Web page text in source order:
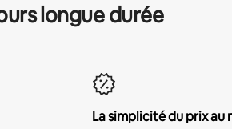
longue durée
La simplicité du prix au